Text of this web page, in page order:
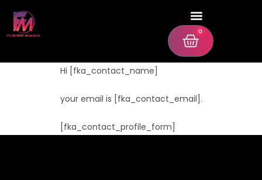
0
Hi [fka_contact_name]
your email is [fka_contact_email].
[fka_contact_profile_form]